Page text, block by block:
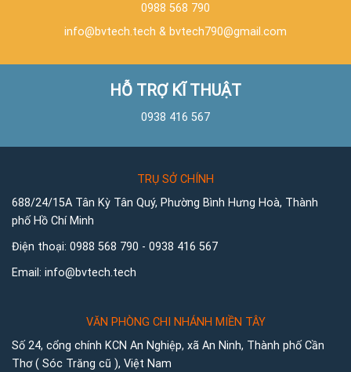
0988 568 790
info@bvtech.tech & bvtech790@gmail.com
HỖ TRỢ KĨ THUẬT
0938 416 567
TRỤ SỞ CHÍNH
688/24/15A Tân Kỳ Tân Quý, Phường Bình Hưng Hoà, Thành
phố Hồ Chí Minh
Điện thoại: 0988 568 790 - 0938 416 567
Email: info@bvtech.tech
VĂN PHÒNG CHI NHÁNH MIỀN TÂY
Số 24, cổng chính KCN An Nghiệp, xã An Ninh, Thành phố Cần
Thơ ( Sóc Trăng cũ ), Việt Nam